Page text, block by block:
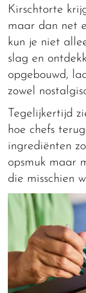
Kirschtorte
maar dan net
kun je niet
slag en
opgebouwd,
zowel
Tegelijkertijd
hoe chefs
ingrediënten
opsmuk maar
die misschien